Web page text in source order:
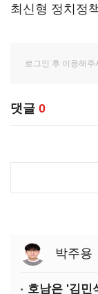
최신형 정치정
댓글 0
박주용